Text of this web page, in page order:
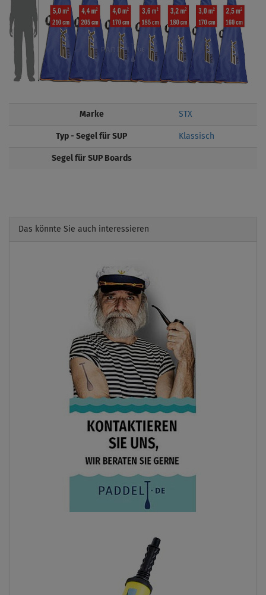
Marke STX
Typ - Segel für SUP Klassisch
Segel für SUP Boards
Das könnte Sie auch interessieren